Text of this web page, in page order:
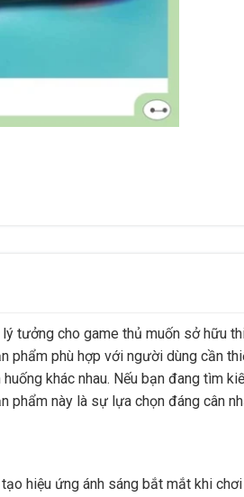
tưởng cho game thủ muốn sở hữu
phẩm phù hợp với người dùng cần
khác nhau. Nếu bạn đang tìm
phẩm này là sự lựa chọn đáng cân
hiệu ứng ánh sáng bắt mắt khi